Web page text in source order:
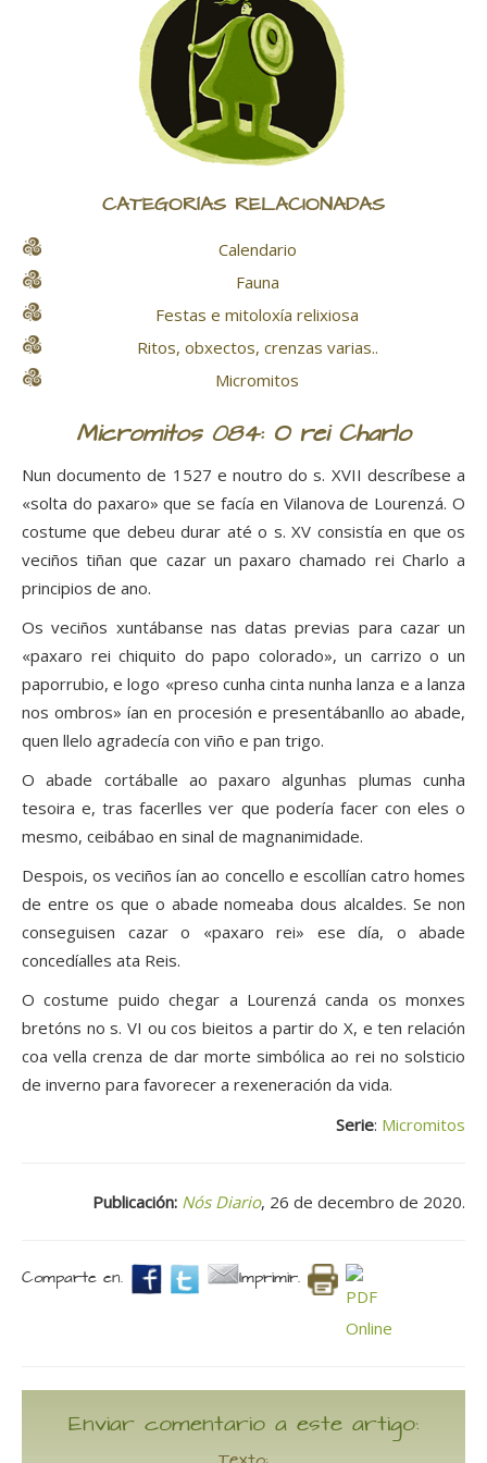
CATEGORÍAS RELACIONADAS
Calendario
Fauna
Festas e mitoloxía relixiosa
Ritos, obxectos, crenzas varias..
Micromitos
Micromitos 084: O rei Charlo
Nun documento de 1527 e noutro do s. XVII descríbese a
«solta do paxaro» que se facía en Vilanova de Lourenzá. O
costume que debeu durar até o s. XV consistía en que os
veciños tiñan que cazar un paxaro chamado rei Charlo a
principios de ano.
Os veciños xuntábanse nas datas previas para cazar un
«paxaro rei chiquito do papo colorado», un carrizo o un
paporrubio, e logo «preso cunha cinta nunha lanza e a lanza
nos ombros» ían en procesión e presentábanllo ao abade,
quen llelo agradecía con viño e pan trigo.
O abade cortáballe ao paxaro algunhas plumas cunha
tesoira e, tras facerlles ver que podería facer con eles o
mesmo, ceibábao en sinal de magnanimidade.
Despois, os veciños ían ao concello e escollían catro homes
de entre os que o abade nomeaba dous alcaldes. Se non
conseguisen cazar o «paxaro rei» ese día, o abade
concedíalles ata Reis.
O costume puido chegar a Lourenzá canda os monxes
bretóns no s. VI ou cos bieitos a partir do X, e ten relación
coa vella crenza de dar morte simbólica ao rei no solsticio
de inverno para favorecer a rexeneración da vida.
Serie: Micromitos
Publicación: Nós Diario, 26 de decembro de 2020.
Comparte en. Imprimir.
Enviar comentario a este artigo: